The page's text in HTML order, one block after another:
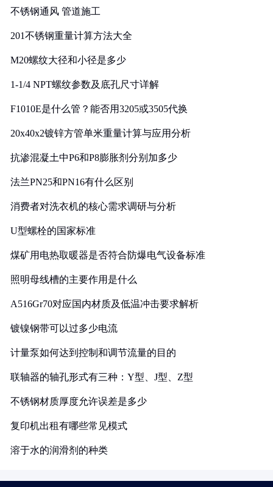
不锈钢通风 管道施工
201不锈钢重量计算方法大全
M20螺纹大径和小径是多少
1-1/4 NPT螺纹参数及底孔尺寸详解
F1010E是什么管？能否用3205或3505代换
20x40x2镀锌方管单米重量计算与应用分析
抗渗混凝土中P6和P8膨胀剂分别加多少
法兰PN25和PN16有什么区别
消费者对洗衣机的核心需求调研与分析
U型螺栓的国家标准
煤矿用电热取暖器是否符合防爆电气设备标准
照明母线槽的主要作用是什么
A516Gr70对应国内材质及低温冲击要求解析
镀镍钢带可以过多少电流
计量泵如何达到控制和调节流量的目的
联轴器的轴孔形式有三种：Y型、J型、Z型
不锈钢材质厚度允许误差是多少
复印机出租有哪些常见模式
溶于水的润滑剂的种类